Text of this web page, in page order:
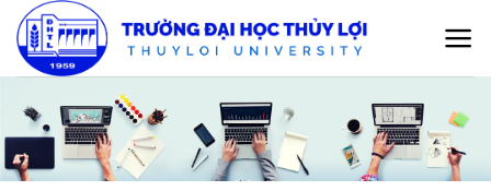
qua
nội